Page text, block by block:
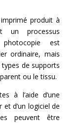
produit à
un processus
est
ordinaire, mais
de supports
ou le tissu.
à l’aide d’une
d’un logiciel de
peuvent être